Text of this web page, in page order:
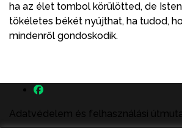
ha az élet tombol körülötted, de
tökéletes békét nyújthat, ha tudod,
mindenről gondoskodik.
Adatvédelem és felhasználási